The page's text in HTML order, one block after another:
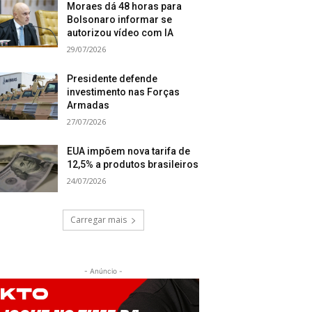
Moraes dá 48 horas para
Bolsonaro informar se
autorizou vídeo com IA
29/07/2026
Presidente defende
investimento nas Forças
Armadas
27/07/2026
EUA impõem nova tarifa de
12,5% a produtos brasileiros
24/07/2026
Carregar mais
- Anúncio -